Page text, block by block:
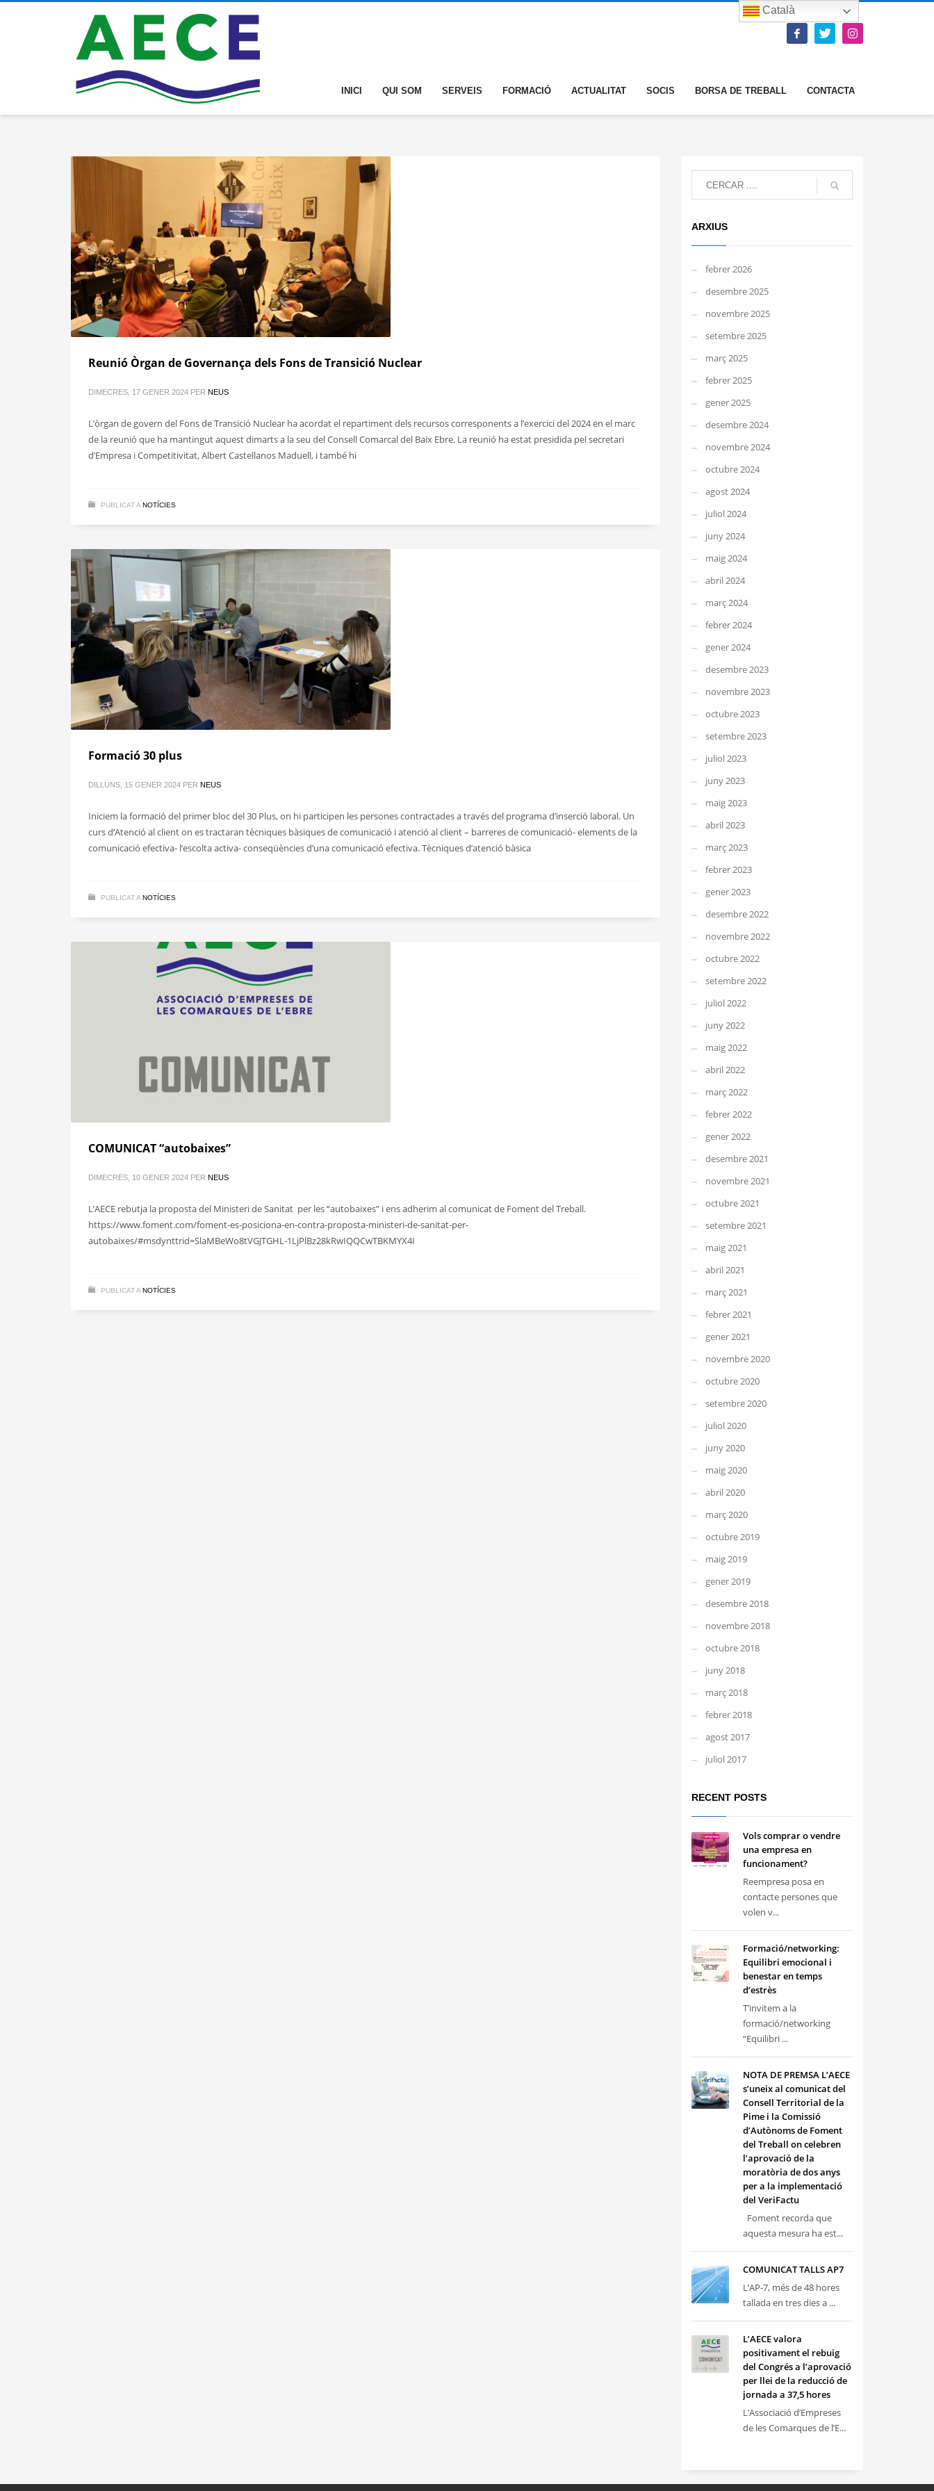
INICI QUI SOM SERVEIS FORMACIÓ ACTUALITAT SOCIS BORSA DE TREBALL CONTACTA
Reunió Òrgan de Governança dels Fons de Transició Nuclear
DIMECRES, 17 GENER 2024 PER NEUS
L’òrgan de govern del Fons de Transició Nuclear ha acordat el repartiment dels recursos corresponents a l’exercici del 2024 en el marc
de la reunió que ha mantingut aquest dimarts a la seu del Consell Comarcal del Baix Ebre. La reunió ha estat presidida pel secretari
d’Empresa i Competitivitat, Albert Castellanos Maduell, i també hi
PUBLICAT A NOTÍCIES
Formació 30 plus
DILLUNS, 15 GENER 2024 PER NEUS
Iniciem la formació del primer bloc del 30 Plus, on hi participen les persones contractades a través del programa d’inserció laboral. Un
curs d’Atenció al client on es tractaran tècniques bàsiques de comunicació i atenció al client – barreres de comunicació- elements de la
comunicació efectiva- l’escolta activa- conseqüències d’una comunicació efectiva. Tècniques d’atenció bàsica
PUBLICAT A NOTÍCIES
COMUNICAT “autobaixes”
DIMECRES, 10 GENER 2024 PER NEUS
L’AECE rebutja la proposta del Ministeri de Sanitat per les “autobaixes” i ens adherim al comunicat de Foment del Treball.
https://www.foment.com/foment-es-posiciona-en-contra-proposta-ministeri-de-sanitat-per-
autobaixes/#msdynttrid=SlaMBeWo8tVGJTGHL-1LjPlBz28kRwIQQCwTBKMYX4I
PUBLICAT A NOTÍCIES
ARXIUS
febrer 2026
desembre 2025
novembre 2025
setembre 2025
març 2025
febrer 2025
gener 2025
desembre 2024
novembre 2024
octubre 2024
agost 2024
juliol 2024
juny 2024
maig 2024
abril 2024
març 2024
febrer 2024
gener 2024
desembre 2023
novembre 2023
octubre 2023
setembre 2023
juliol 2023
juny 2023
maig 2023
abril 2023
març 2023
febrer 2023
gener 2023
desembre 2022
novembre 2022
octubre 2022
setembre 2022
juliol 2022
juny 2022
maig 2022
abril 2022
març 2022
febrer 2022
gener 2022
desembre 2021
novembre 2021
octubre 2021
setembre 2021
maig 2021
abril 2021
març 2021
febrer 2021
gener 2021
novembre 2020
octubre 2020
setembre 2020
juliol 2020
juny 2020
maig 2020
abril 2020
març 2020
octubre 2019
maig 2019
gener 2019
desembre 2018
novembre 2018
octubre 2018
juny 2018
març 2018
febrer 2018
agost 2017
juliol 2017
RECENT POSTS
Vols comprar o vendre
una empresa en
funcionament?
Reempresa posa en
contacte persones que
volen v...
Formació/networking:
Equilibri emocional i
benestar en temps
d’estrès
T’invitem a la
formació/networking
“Equilibri ...
NOTA DE PREMSA L’AECE
s’uneix al comunicat del
Consell Territorial de la
Pime i la Comissió
d’Autònoms de Foment
del Treball on celebren
l’aprovació de la
moratòria de dos anys
per a la implementació
del VeriFactu
Foment recorda que
aquesta mesura ha est...
COMUNICAT TALLS AP7
L’AP-7, més de 48 hores
tallada en tres dies a ...
L’AECE valora
positivament el rebuig
del Congrés a l’aprovació
per llei de la reducció de
jornada a 37,5 hores
L’Associació d’Empreses
de les Comarques de l’E...
Català